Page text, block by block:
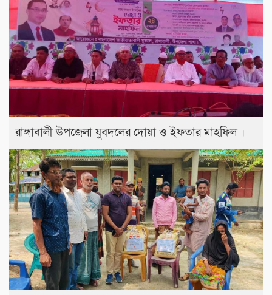
রাঙ্গাবালী উপজেলা যুবদলের দোয়া ও ইফতার মাহফিল ।